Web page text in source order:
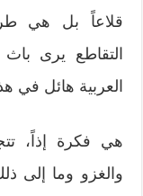
قلاعاً بل هي
التقاطع يرى
العربية هائل في
هي فكرة إذاً،
والغزو وما إلى